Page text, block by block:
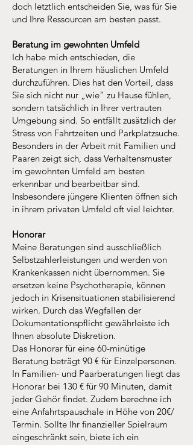
doch letztlich entscheiden Sie, was für Sie
und Ihre Ressourcen am besten passt.
Beratung im gewohnten Umfeld
Ich habe mich entschieden, die
Beratungen in Ihrem häuslichen Umfeld
durchzuführen. Dies hat den Vorteil, dass
Sie sich nicht nur „wie“ zu Hause fühlen,
sondern tatsächlich in Ihrer vertrauten
Umgebung sind. So entfällt zusätzlich der
Stress von Fahrtzeiten und Parkplatzsuche.
Besonders in der Arbeit mit Familien und
Paaren zeigt sich, dass Verhaltensmuster
im gewohnten Umfeld am besten
erkennbar und bearbeitbar sind.
Insbesondere jüngere Klienten öffnen sich
in ihrem privaten Umfeld oft viel leichter.
Honorar
Meine Beratungen sind ausschließlich
Selbstzahlerleistungen und werden von
Krankenkassen nicht übernommen. Sie
ersetzen keine Psychotherapie, können
jedoch in Krisensituationen stabilisierend
wirken. Durch das Wegfallen der
Dokumentationspflicht gewährleiste ich
Ihnen absolute Diskretion.
Das Honorar für eine 60-minütige
Beratung beträgt 90 € für Einzelpersonen.
In Familien- und Paarberatungen liegt das
Honorar bei 130 € für 90 Minuten, damit
jeder Gehör findet. Zudem berechne ich
eine Anfahrtspauschale in Höhe von 20€/
Termin. Sollte Ihr finanzieller Spielraum
eingeschränkt sein, biete ich ein